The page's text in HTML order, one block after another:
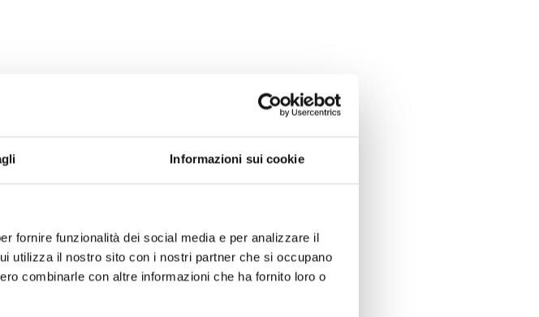
Informazioni sui cookie
fornire funzionalità dei social media e per analizzare il
utilizza il nostro sito con i nostri partner che si occupano
combinarle con altre informazioni che ha fornito loro o
le istantanee